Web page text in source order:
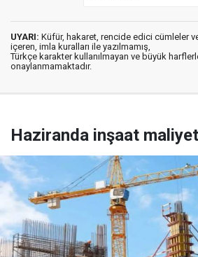
UYARI: Küfür, hakaret, rencide edici cümleler
içeren, imla kuralları ile yazılmamış,
Türkçe karakter kullanılmayan ve büyük
onaylanmamaktadır.
Haziranda inşaat